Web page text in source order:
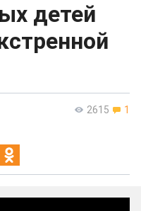
детей
2615 1